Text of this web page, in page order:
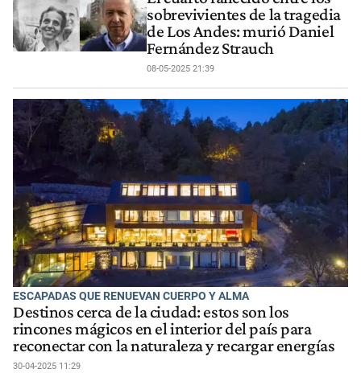
sobrevivientes de la tragedia
de Los Andes: murió Daniel
Fernández Strauch
08-05-2025 21:39
ESCAPADAS QUE RENUEVAN CUERPO Y ALMA
Destinos cerca de la ciudad: estos son los
rincones mágicos en el interior del país para
reconectar con la naturaleza y recargar energías
30-04-2025 11:29